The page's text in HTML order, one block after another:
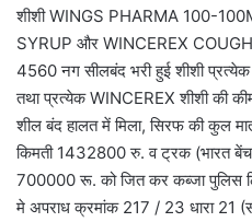
शीशी WINGS PHARMA 100-
SYRUP और WINCEREX
4560 नग सीलबंद भरी हुई शीशी
तथा प्रत्येक WINCEREX शीशी की
शील बंद हालत में मिला, सिरफ की कुल
किमती 1432800 रु. व ट्रक (भारत
700000 रू. को जित कर कब्जा पुलिस
मे अपराध क्रमांक 217 / 23 धारा 21